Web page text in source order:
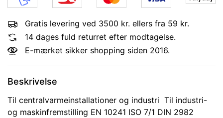
Gratis levering ved 3500 kr. ellers fra 59 kr.
14 dages fuld returret efter modtagelse.
E-mærket sikker shopping siden 2016.
Beskrivelse
Til centralvarmeinstallationer og industri Til industri-
og maskinfremstilling EN 10241 ISO 7/1 DIN 2982